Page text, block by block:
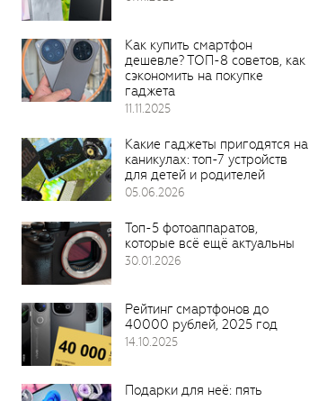
Как купить смартфон
дешевле? ТОП-8 советов, как
сэкономить на покупке
гаджета
11.11.2025
Какие гаджеты пригодятся на
каникулах: топ-7 устройств
для детей и родителей
05.06.2026
Топ-5 фотоаппаратов,
которые всё ещё актуальны
30.01.2026
Рейтинг смартфонов до
40000 рублей, 2025 год
14.10.2025
Подарки для неё: пять